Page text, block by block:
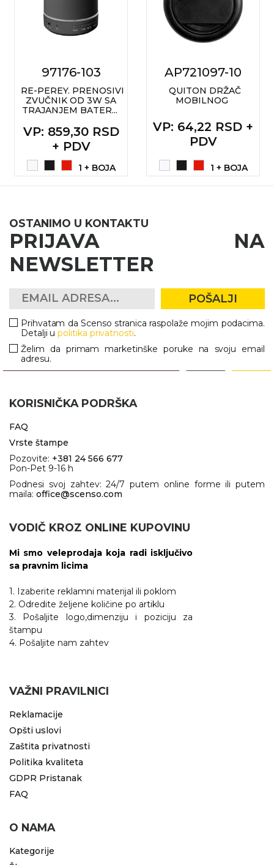
TORBE & PUTOVANJE
TEKSTIL
97176-103
RE-PEREY. PRENOSIVI
ZVUČNIK OD 3W SA
TRAJANJEM BATER...
VP: 859,30 RSD
+ PDV
1 + BOJA
AP721097-10
QUITON DRŽAČ
MOBILNOG
VP: 64,22 RSD +
PDV
1 + BOJA
OSTANIMO U KONTAKTU
PRIJAVA NA
NEWSLETTER
POŠALJI
Prihvatam da Scenso stranica raspolaže mojim podacima.
Detalji upolitika privatnosti.
Želim da primam marketinške poruke na svoju email
adresu.
KORISNIČKA PODRŠKA
FAQ
Vrste štampe
Pozovite: +381 24 566 677
Pon-Pet 9-16 h
Podnesi svoj zahtev: 24/7 putem online forme ili putem
maila: office@scenso.com
VODIČ KROZ ONLINE KUPOVINU
Mi smo veleprodaja koja radi isključivo
sa pravnim licima
1. Izaberite reklamni materijal ili poklom
2. Odredite željene količine po artiklu
3. Pošaljite logo,dimenziju i poziciju za
štampu
4. Pošaljite nam zahtev
VAŽNI PRAVILNICI
Reklamacije
Opšti uslovi
Zaštita privatnosti
Politika kvaliteta
GDPR Pristanak
FAQ
O NAMA
Kategorije